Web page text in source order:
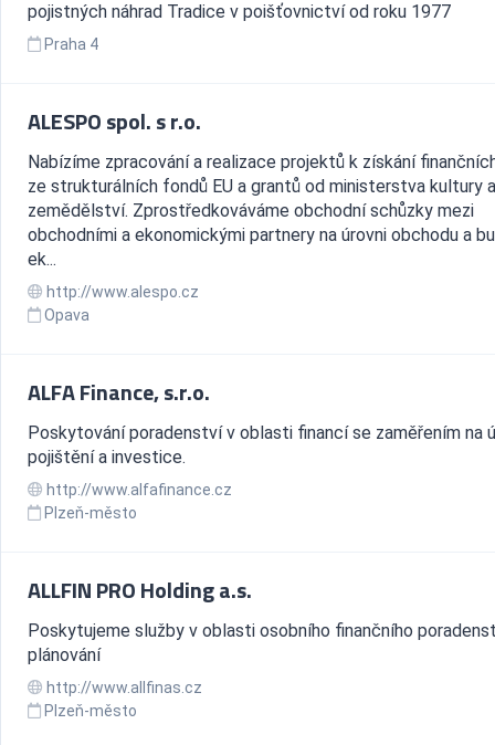
pojistných náhrad Tradice v poišťovnictví od roku 1977
Praha 4
ALESPO spol. s r.o.
Nabízíme zpracování a realizace projektů k získání
ze strukturálních fondů EU a grantů od ministerstva kultury a
zemědělství. Zprostředkováváme obchodní schůzky mezi
obchodními a ekonomickými partnery na úrovni obchodu a
ek...
http://www.alespo.cz
Opava
ALFA Finance, s.r.o.
Poskytování poradenství v oblasti financí se zaměřením na
pojištění a investice.
http://www.alfafinance.cz
Plzeň-město
ALLFIN PRO Holding a.s.
Poskytujeme služby v oblasti osobního finančního
plánování
http://www.allfinas.cz
Plzeň-město